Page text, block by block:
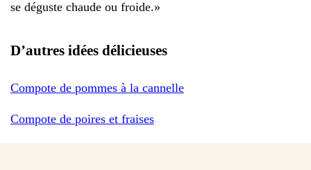
se déguste chaude ou froide.»
D’autres idées délicieuses
Compote de pommes à la cannelle
Compote de poires et fraises